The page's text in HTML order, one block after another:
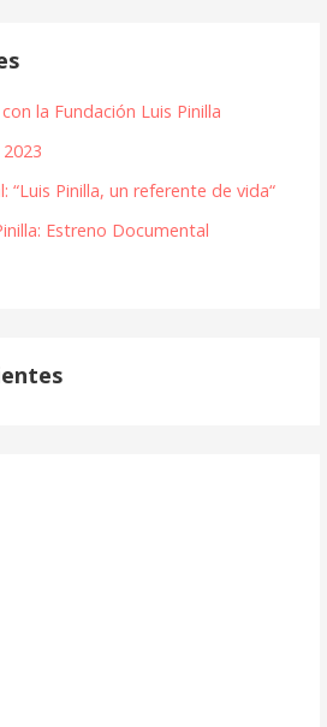
la Fundación Luis Pinilla
“Luis Pinilla, un referente de vida“
Estreno Documental